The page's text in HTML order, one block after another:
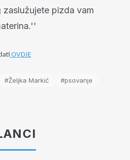
pizda vam
OVDJE
#Željka Markić
#psovanje